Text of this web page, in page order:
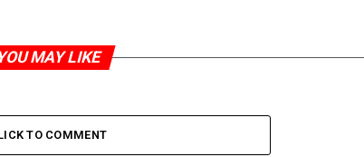
MAY LIKE
TO COMMENT